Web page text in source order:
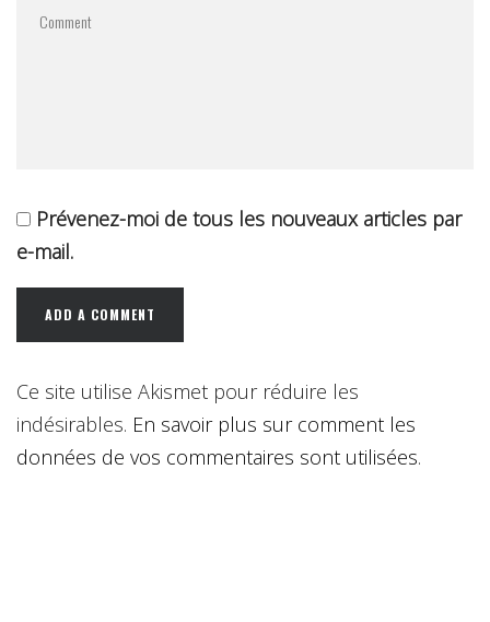
Prévenez-moi de tous les nouveaux articles par
e-mail.
Ce site utilise Akismet pour réduire les
indésirables. En savoir plus sur comment les
données de vos commentaires sont utilisées.